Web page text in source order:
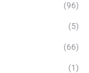
(96)
(5)
(66)
(1)